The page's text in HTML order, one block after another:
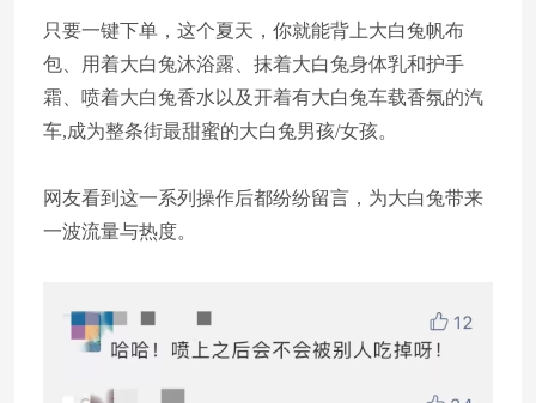
只要一键下单，这个夏天，你就能背上大白兔帆布
包、用着大白兔沐浴露、抹着大白兔身体乳和护手
霜、喷着大白兔香水以及开着有大白兔车载香氛的汽
车,成为整条街最甜蜜的大白兔男孩/女孩。
网友看到这一系列操作后都纷纷留言，为大白兔带来
一波流量与热度。